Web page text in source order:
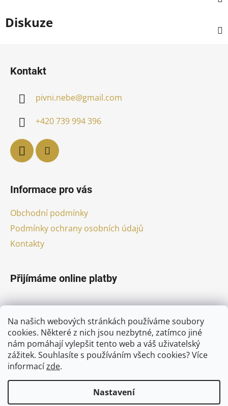
Na našich webových stránkách používáme soubory
cookies. Některé z nich jsou nezbytné, zatímco jiné
nám pomáhají vylepšit tento web a váš uživatelský
zážitek. Souhlasíte s používáním všech cookies?Více
informacízde.
Nastavení
Diskuze
Kontakt
pivni.nebe@gmail.com
+420 739 994 396
Informace pro vás
Obchodní podmínky
Podmínky ochrany osobních údajů
Kontakty
Přijímáme online platby
Facebook